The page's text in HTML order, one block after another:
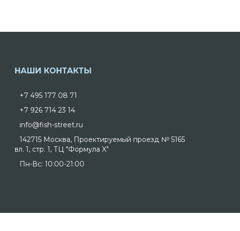
НАШИ КОНТАКТЫ
+7 495 177 08 71
+7 926 714 23 14
info@fish-street.ru
142715 Москва, Проектируемый проезд № 5165
вл. 1, стр. 1, ТЦ "Формула X"
Пн-Вс: 10:00-21:00